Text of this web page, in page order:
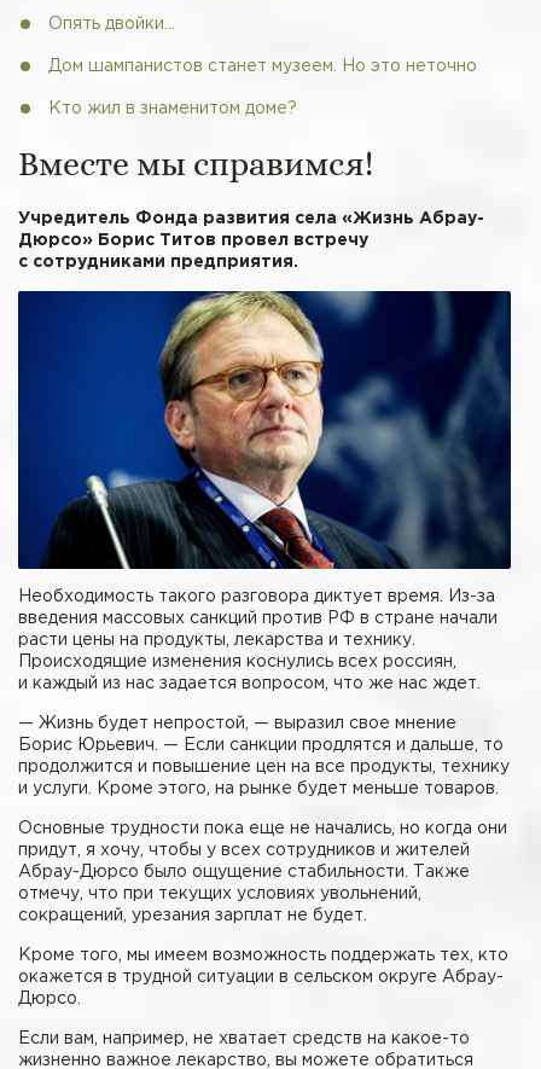
Опять двойки…
Дом шампанистов станет музеем. Но это неточно
Кто жил в знаменитом доме?
Вместе мы справимся!
Учредитель Фонда развития села «Жизнь Абрау-
Дюрсо» Борис Титов провел встречу
с сотрудниками предприятия.
Необходимость такого разговора диктует время. Из-за
введения массовых санкций против РФ в стране начали
расти цены на продукты, лекарства и технику.
Происходящие изменения коснулись всех россиян,
и каждый из нас задается вопросом, что же нас ждет.
— Жизнь будет непростой, — выразил свое мнение
Борис Юрьевич. — Если санкции продлятся и дальше, то
продолжится и повышение цен на все продукты, технику
и услуги. Кроме этого, на рынке будет меньше товаров.
Основные трудности пока еще не начались, но когда они
придут, я хочу, чтобы у всех сотрудников и жителей
Абрау-Дюрсо было ощущение стабильности. Также
отмечу, что при текущих условиях увольнений,
сокращений, урезания зарплат не будет.
Кроме того, мы имеем возможность поддержать тех, кто
окажется в трудной ситуации в сельском округе Абрау-
Дюрсо.
Если вам, например, не хватает средств на какое-то
жизненно важное лекарство, вы можете обратиться